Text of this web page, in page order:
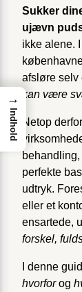
Sukker
ujævn
ikke alene.
afsløre selv
kan være
Netop
perfekte
udtryk.
eller et
ensartede,
forskel,
I denne
hvorforog
→
Indhold